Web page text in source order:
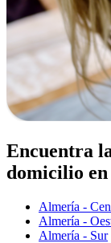
Encuentra
domicilio
Almería -
Almería -
Almería - Sur